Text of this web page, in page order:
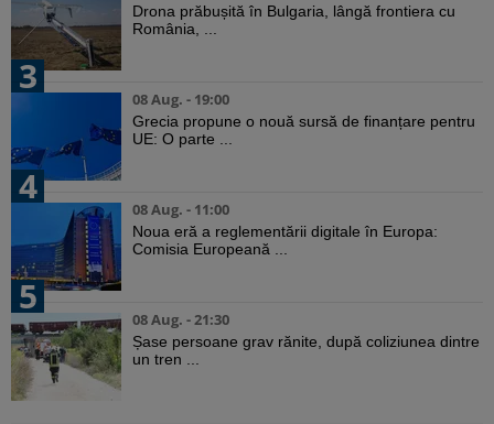
Drona prăbușită în Bulgaria, lângă frontiera cu
România, ...
3
08 Aug. - 19:00
Grecia propune o nouă sursă de finanțare pentru
UE: O parte ...
4
08 Aug. - 11:00
Noua eră a reglementării digitale în Europa:
Comisia Europeană ...
5
08 Aug. - 21:30
Șase persoane grav rănite, după coliziunea dintre
un tren ...